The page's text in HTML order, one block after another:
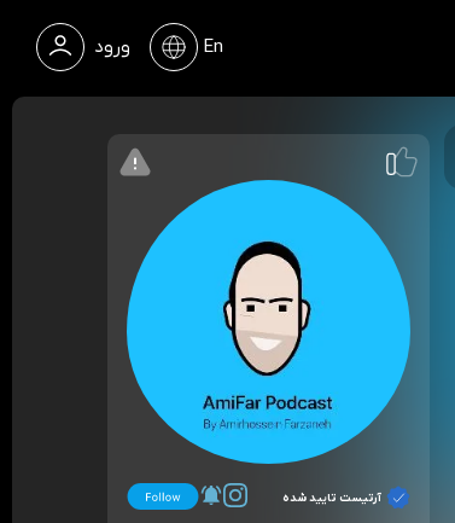
ورود En
آرتیست تایید شده